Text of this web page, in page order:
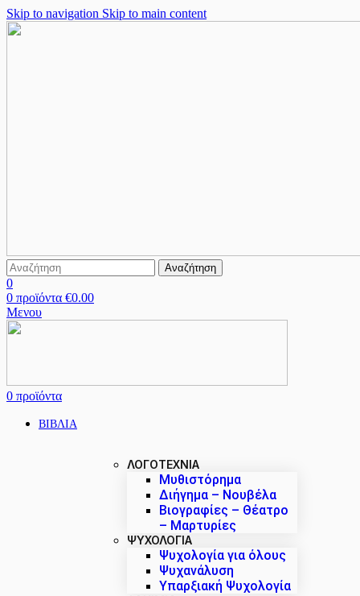
Skip to navigation Skip to main content
Αναζήτηση
0
0 προϊόντα €0.00
Μενου
0 προϊόντα
ΒΙΒΛΙΑ
ΛΟΓΟΤΕΧΝΙΑ
Μυθιστόρημα
Διήγημα – Νουβέλα
Βιογραφίες – Θέατρο
– Μαρτυρίες
ΨΥΧΟΛΟΓΙΑ
Ψυχολογία για όλους
Ψυχανάλυση
Υπαρξιακή Ψυχολογία